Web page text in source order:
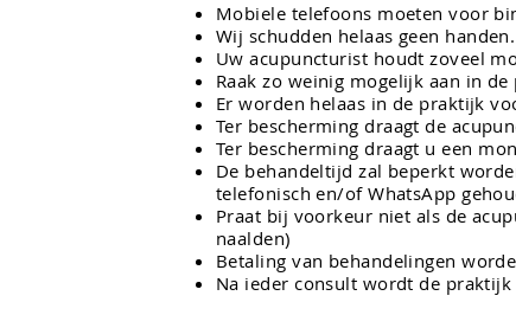
Mobiele telefoons moeten voor
Wij schudden helaas geen handen.
Uw acupuncturist houdt zoveel
Raak zo weinig mogelijk aan in
Er worden helaas in de praktijk
Ter bescherming draagt de
Ter bescherming draagt u een
De behandeltijd zal beperkt
telefonisch en/of WhatsApp
Praat bij voorkeur niet als de
naalden)
Betaling van behandelingen
Na ieder consult wordt de